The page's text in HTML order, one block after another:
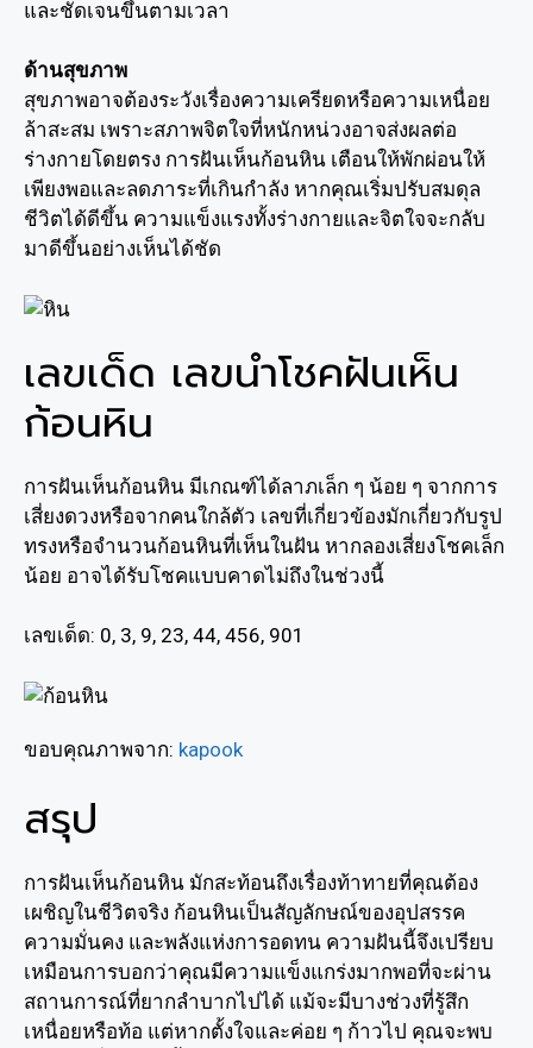
และชัดเจนขึ้นตามเวลา
ด้านสุขภาพ
สุขภาพอาจต้องระวังเรื่องความเครียดหรือความเหนื่อย
ล้าสะสม เพราะสภาพจิตใจที่หนักหน่วงอาจส่งผลต่อ
ร่างกายโดยตรง การฝันเห็นก้อนหิน เตือนให้พักผ่อนให้
เพียงพอและลดภาระที่เกินกำลัง หากคุณเริ่มปรับสมดุล
ชีวิตได้ดีขึ้น ความแข็งแรงทั้งร่างกายและจิตใจจะกลับ
มาดีขึ้นอย่างเห็นได้ชัด
เลขเด็ด เลขนำโชคฝันเห็น
ก้อนหิน
การฝันเห็นก้อนหิน มีเกณฑ์ได้ลาภเล็ก ๆ น้อย ๆ จากการ
เสี่ยงดวงหรือจากคนใกล้ตัว เลขที่เกี่ยวข้องมักเกี่ยวกับรูป
ทรงหรือจำนวนก้อนหินที่เห็นในฝัน หากลองเสี่ยงโชคเล็ก
น้อย อาจได้รับโชคแบบคาดไม่ถึงในช่วงนี้
เลขเด็ด: 0, 3, 9, 23, 44, 456, 901
ขอบคุณภาพจาก: kapook
สรุป
การฝันเห็นก้อนหิน มักสะท้อนถึงเรื่องท้าทายที่คุณต้อง
เผชิญในชีวิตจริง ก้อนหินเป็นสัญลักษณ์ของอุปสรรค
ความมั่นคง และพลังแห่งการอดทน ความฝันนี้จึงเปรียบ
เหมือนการบอกว่าคุณมีความแข็งแกร่งมากพอที่จะผ่าน
สถานการณ์ที่ยากลำบากไปได้ แม้จะมีบางช่วงที่รู้สึก
เหนื่อยหรือท้อ แต่หากตั้งใจและค่อย ๆ ก้าวไป คุณจะพบ